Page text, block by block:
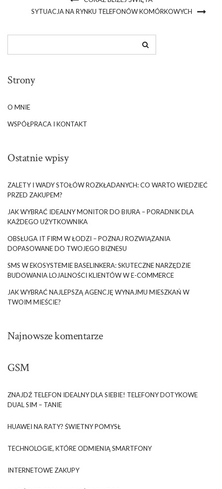
SYTUACJA NA RYNKU TELEFONÓW KOMÓRKOWYCH
Strony
O MNIE
WSPÓŁPRACA I KONTAKT
Ostatnie wpisy
ZALETY I WADY STOŁÓW ROZKŁADANYCH: CO WARTO WIEDZIEĆ
PRZED ZAKUPEM?
JAK WYBRAĆ IDEALNY MONITOR DO BIURA – PORADNIK DLA
KAŻDEGO UŻYTKOWNIKA
OBSŁUGA IT FIRM W ŁODZI – POZNAJ ROZWIĄZANIA
DOPASOWANE DO TWOJEGO BIZNESU
SMS W EKOSYSTEMIE BASELINKERA: SKUTECZNE NARZĘDZIE
BUDOWANIA LOJALNOŚCI KLIENTÓW W E-COMMERCE
JAK WYBRAĆ NAJLEPSZĄ AGENCJĘ WYNAJMU MIESZKAŃ W
TWOIM MIEŚCIE?
Najnowsze komentarze
GSM
ZNAJDŹ TELEFON IDEALNY DLA SIEBIE! TELEFONY DOTYKOWE
DUAL SIM – TANIE
HUAWEI NA RATY? ŚWIETNY POMYSŁ
TECHNOLOGIE, KTÓRE ODMIENIĄ SMARTFONY
INTERNETOWE ZAKUPY